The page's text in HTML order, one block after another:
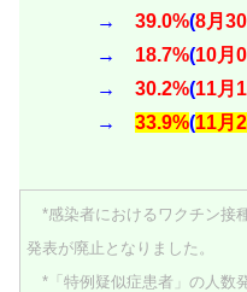
→ 39.0%(8月30
→ 18.7%(10月
→ 30.2%(11月
→ 33.9%(11月
*感染者におけるワクチン接
発表が廃止となりました。
*「特例疑似症患者」の人数